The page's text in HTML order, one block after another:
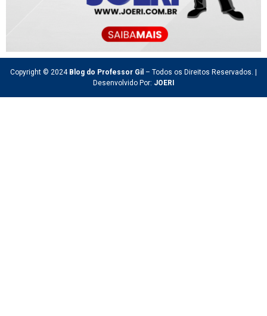
Copyright © 2024 Blog do Professor Gil – Todos os Direitos Reservados. |
Desenvolvido Por: JOERI